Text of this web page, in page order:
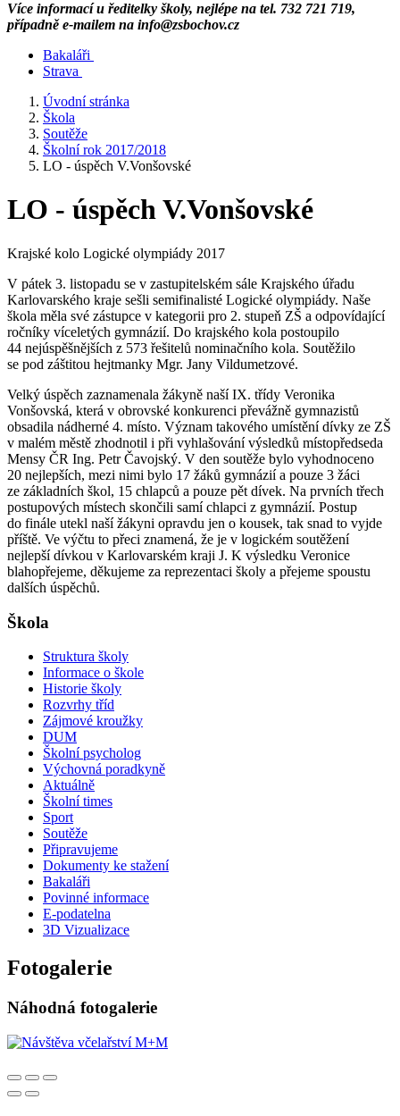
Více informací u ředitelky školy, nejlépe na tel. 732 721 719,
případně e-mailem na info@zsbochov.cz
Bakaláři
Strava
Úvodní stránka
Škola
Soutěže
Školní rok 2017/2018
LO - úspěch V.Vonšovské
LO - úspěch V.Vonšovské
Krajské kolo Logické olympiády 2017
V pátek 3. listopadu se v zastupitelském sále Krajského úřadu
Karlovarského kraje sešli semifinalisté Logické olympiády. Naše
škola měla své zástupce v kategorii pro 2. stupeň ZŠ a odpovídající
ročníky víceletých gymnázií. Do krajského kola postoupilo
44 nejúspěšnějších z 573 řešitelů nominačního kola. Soutěžilo
se pod záštitou hejtmanky Mgr. Jany Vildumetzové.
Velký úspěch zaznamenala žákyně naší IX. třídy Veronika
Vonšovská, která v obrovské konkurenci převážně gymnazistů
obsadila nádherné 4. místo. Význam takového umístění dívky ze ZŠ
v malém městě zhodnotil i při vyhlašování výsledků místopředseda
Mensy ČR Ing. Petr Čavojský. V den soutěže bylo vyhodnoceno
20 nejlepších, mezi nimi bylo 17 žáků gymnázií a pouze 3 žáci
ze základních škol, 15 chlapců a pouze pět dívek. Na prvních třech
postupových místech skončili samí chlapci z gymnázií. Postup
do finále utekl naší žákyni opravdu jen o kousek, tak snad to vyjde
příště. Ve výčtu to přeci znamená, že je v logickém soutěžení
nejlepší dívkou v Karlovarském kraji J. K výsledku Veronice
blahopřejeme, děkujeme za reprezentaci školy a přejeme spoustu
dalších úspěchů.
Škola
Struktura školy
Informace o škole
Historie školy
Rozvrhy tříd
Zájmové kroužky
DUM
Školní psycholog
Výchovná poradkyně
Aktuálně
Školní times
Sport
Soutěže
Připravujeme
Dokumenty ke stažení
Bakaláři
Povinné informace
E-podatelna
3D Vizualizace
Fotogalerie
Náhodná fotogalerie